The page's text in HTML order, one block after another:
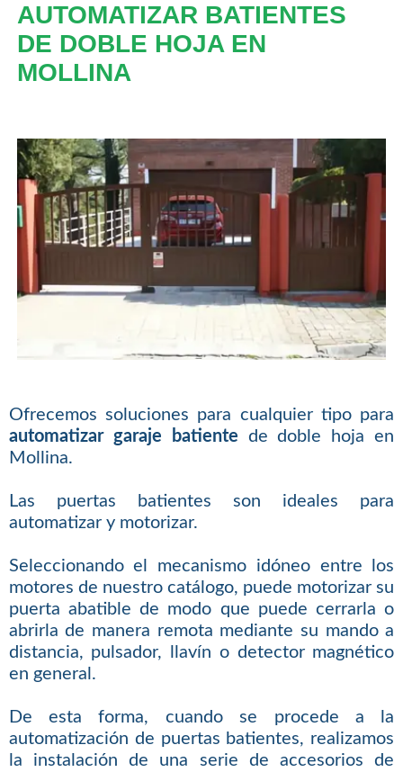
AUTOMATIZAR BATIENTES
DE DOBLE HOJA EN
MOLLINA
Ofrecemos soluciones para cualquier tipo para
automatizar garaje batiente de doble hoja en
Mollina.
Las puertas batientes son ideales para
automatizar y motorizar.
Seleccionando el mecanismo idóneo entre los
motores de nuestro catálogo, puede motorizar su
puerta abatible de modo que puede cerrarla o
abrirla de manera remota mediante su mando a
distancia, pulsador, llavín o detector magnético
en general.
De esta forma, cuando se procede a la
automatización de puertas batientes, realizamos
la instalación de una serie de accesorios de